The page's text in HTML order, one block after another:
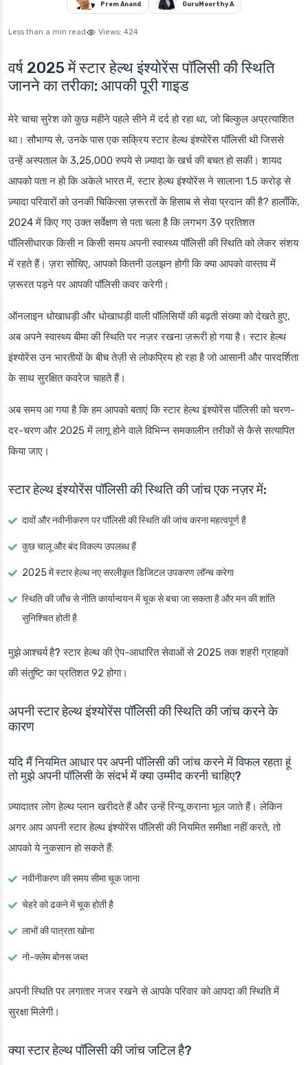
Prem Anand
GuruMoorthy A
Less than a min read Views: 424
वर्ष 2025 में स्टार हेल्थ इंश्योरेंस पॉलिसी की स्थिति
जानने का तरीका: आपकी पूरी गाइड
मेरे चाचा सुरेश को कुछ महीने पहले सीने में दर्द हो रहा था, जो बिल्कुल अप्रत्याशित
था। सौभाग्य से, उनके पास एक सक्रिय स्टार हेल्थ इंश्योरेंस पॉलिसी थी जिससे
उन्हें अस्पताल के 3,25,000 रुपये से ज़्यादा के खर्च की बचत हो सकी। शायद
आपको पता न हो कि अकेले भारत में, स्टार हेल्थ इंश्योरेंस ने सालाना 1.5 करोड़ से
ज़्यादा परिवारों को उनकी चिकित्सा ज़रूरतों के हिसाब से सेवा प्रदान की है? हालाँकि,
2024 में किए गए उक्त सर्वेक्षण से पता चला है कि लगभग 39 प्रतिशत
पॉलिसीधारक किसी न किसी समय अपनी स्वास्थ्य पॉलिसी की स्थिति को लेकर संशय
में रहते हैं। ज़रा सोचिए, आपको कितनी उलझन होगी कि क्या आपको वास्तव में
ज़रूरत पड़ने पर आपकी पॉलिसी कवर करेगी।
ऑनलाइन धोखाधड़ी और धोखाधड़ी वाली पॉलिसियों की बढ़ती संख्या को देखते हुए,
अब अपने स्वास्थ्य बीमा की स्थिति पर नज़र रखना ज़रूरी हो गया है। स्टार हेल्थ
इंश्योरेंस उन भारतीयों के बीच तेज़ी से लोकप्रिय हो रहा है जो आसानी और पारदर्शिता
के साथ सुरक्षित कवरेज चाहते हैं।
अब समय आ गया है कि हम आपको बताएं कि स्टार हेल्थ इंश्योरेंस पॉलिसी को चरण-
दर-चरण और 2025 में लागू होने वाले विभिन्न समकालीन तरीकों से कैसे सत्यापित
किया जाए।
स्टार हेल्थ इंश्योरेंस पॉलिसी की स्थिति की जांच एक नज़र में:
दावों और नवीनीकरण पर पॉलिसी की स्थिति की जांच करना महत्वपूर्ण है
कुछ चालू और बंद विकल्प उपलब्ध हैं
2025 में स्टार हेल्थ नए सरलीकृत डिजिटल उपकरण लॉन्च करेगा
स्थिति की जाँच से नीति कार्यान्वयन में चूक से बचा जा सकता है और मन की शांति
सुनिश्चित होती है
मुझे आश्चर्य है? स्टार हेल्थ की ऐप-आधारित सेवाओं से 2025 तक शहरी ग्राहकों
की संतुष्टि का प्रतिशत 92 होगा।
अपनी स्टार हेल्थ इंश्योरेंस पॉलिसी की स्थिति की जांच करने के
कारण
यदि मैं नियमित आधार पर अपनी पॉलिसी की जांच करने में विफल रहता हूं
तो मुझे अपनी पॉलिसी के संदर्भ में क्या उम्मीद करनी चाहिए?
ज़्यादातर लोग हेल्थ प्लान खरीदते हैं और उन्हें रिन्यू कराना भूल जाते हैं। लेकिन
अगर आप अपनी स्टार हेल्थ इंश्योरेंस पॉलिसी की नियमित समीक्षा नहीं करते, तो
आपको ये नुकसान हो सकते हैं:
नवीनीकरण की समय सीमा चूक जाना
चेहरे को ढकने में चूक होती है
लाभों की पात्रता खोना
नो-क्लेम बोनस जब्त
अपनी स्थिति पर लगातार नजर रखने से आपके परिवार को आपदा की स्थिति में
सुरक्षा मिलेगी।
क्या स्टार हेल्थ पॉलिसी की जांच जटिल है?